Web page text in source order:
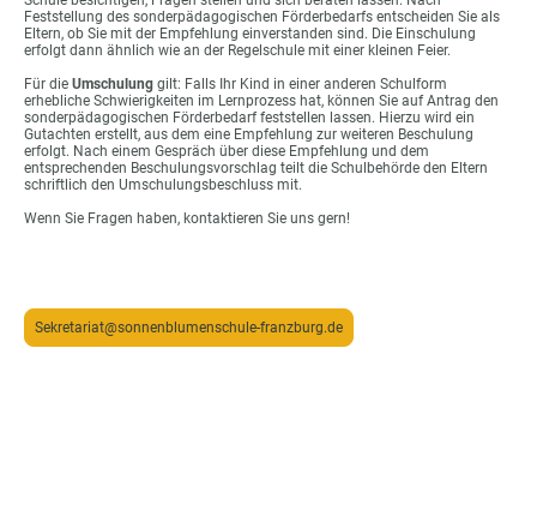
Feststellung des sonderpädagogischen Förderbedarfs entscheiden Sie als
Eltern, ob Sie mit der Empfehlung einverstanden sind. Die Einschulung
erfolgt dann ähnlich wie an der Regelschule mit einer kleinen Feier.
Für die Umschulung gilt: Falls Ihr Kind in einer anderen Schulform
erhebliche Schwierigkeiten im Lernprozess hat, können Sie auf Antrag den
sonderpädagogischen Förderbedarf feststellen lassen. Hierzu wird ein
Gutachten erstellt, aus dem eine Empfehlung zur weiteren Beschulung
erfolgt. Nach einem Gespräch über diese Empfehlung und dem
entsprechenden Beschulungsvorschlag teilt die Schulbehörde den Eltern
schriftlich den Umschulungsbeschluss mit.
Wenn Sie Fragen haben, kontaktieren Sie uns gern!
Sekretariat@sonnenblumenschule-franzburg.de